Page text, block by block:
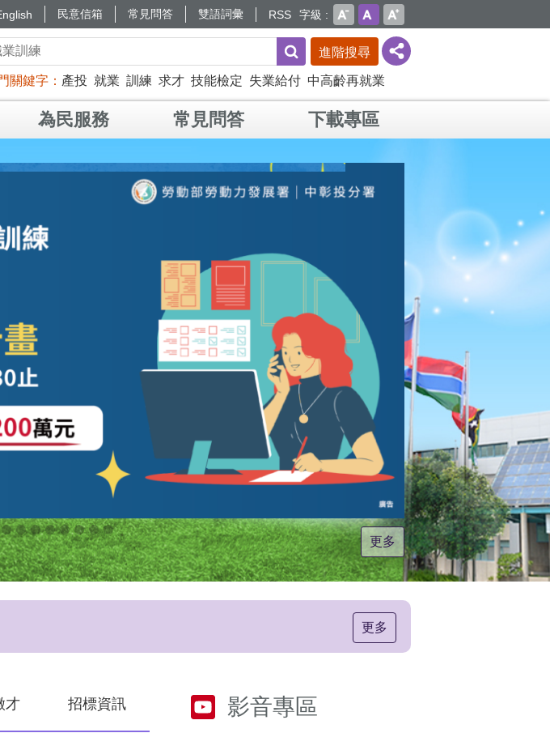
民意信箱 常見問答 雙語詞彙 RSS 字級
進階搜尋
關鍵字 產投 就業 訓練 求才 技能檢定 失業給付 中高齡再就業
為民服務 常見問答 下載專區
更多
更多
才 招標資訊 影音專區